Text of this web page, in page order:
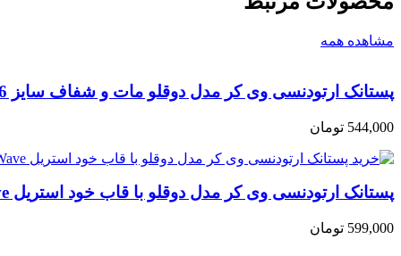
مشاهده همه
پستانک ارتودنسی وی کر مدل دوقلو مات و شفاف سایز 6تا12ماه (Wee Care-P132)
544,000 تومان
پستانک ارتودنسی وی کر مدل دوقلو با قاب خود استریل MicroWave سایز +12ماه (Wee Care-P139)
599,000 تومان